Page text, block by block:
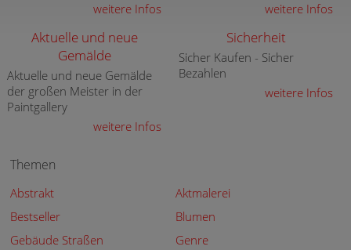
weitere Infos
weitere Infos
Aktuelle und neue
Gemälde
Aktuelle und neue Gemälde
der großen Meister in der
Paintgallery
weitere Infos
Sicherheit
Sicher Kaufen - Sicher
Bezahlen
weitere Infos
Themen
Abstrakt
Aktmalerei
Bestseller
Blumen
Gebäude Straßen
Genre